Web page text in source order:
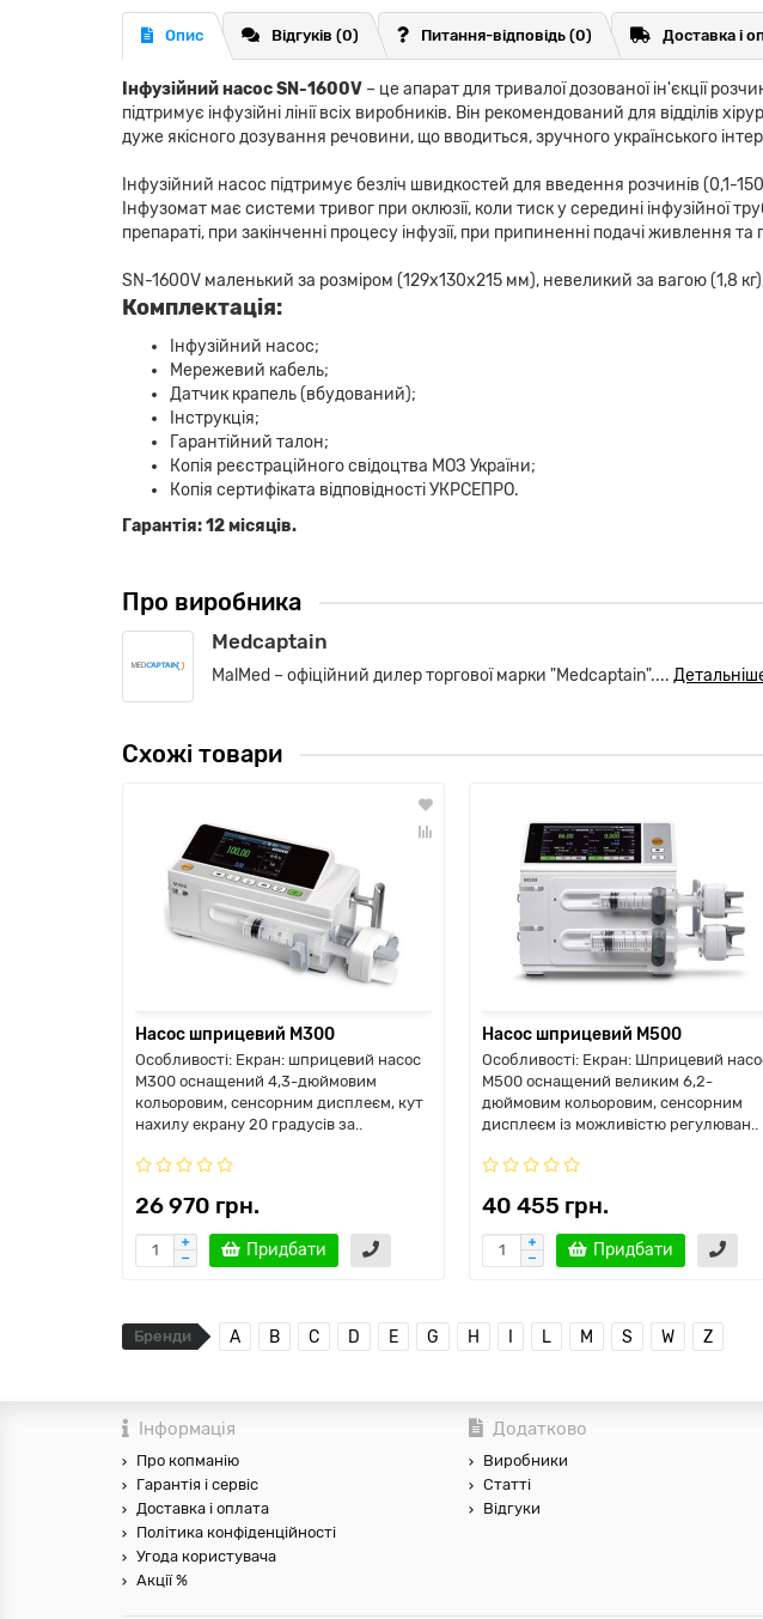
Опис Відгуків (0) Питання-відповідь (0) Доставка і
Інфузійний насос SN-1600V – це апарат для тривалої дозованої ін'єкції
підтримує інфузійні лінії всіх виробників. Він рекомендований для відділів
дуже якісного дозування речовини, що вводиться, зручного українського
Інфузійний насос підтримує безліч швидкостей для введення розчинів (0,1-
Інфузомат має системи тривог при оклюзії, коли тиск у середині інфузійної
препараті, при закінченні процесу інфузії, при припиненні подачі живлення
SN-1600V маленький за розміром (129х130х215 мм), невеликий за вагою (1,8 кг),
Комплектація:
Інфузійний насос;
Мережевий кабель;
Датчик крапель (вбудований);
Інструкція;
Гарантійний талон;
Копія реєстраційного свідоцтва МОЗ України;
Копія сертифіката відповідності УКРСЕПРО.
Гарантія: 12 місяців.
Про виробника
Medcaptain
MalMed – офіційний дилер торгової марки "Medcaptain"....
Схожі товари
Насос шприцевий M300
Особливості: Екран: шприцевий насос
M300 оснащений 4,3-дюймовим
кольоровим, сенсорним дисплеєм, кут
нахилу екрану 20 градусів за..
26 970 грн.
Придбати
Насос шприцевий М500
Особливості: Екран: Шприцевий
M500 оснащений великим 6,2-
дюймовим кольоровим, сенсорним
дисплеєм із можливістю регулюван..
40 455 грн.
Придбати
Бренди A B C D E G H L M S W Z
Інформація
Про копманію
Гарантія і сервіс
Доставка і оплата
Політика конфіденційності
Угода користувача
Акції %
Додатково
Виробники
Статті
Відгуки